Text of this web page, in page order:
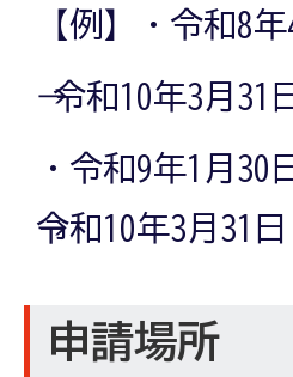
【例】・令和8
→ 令和10年3月
・令和9年1月
→令和10年3月31
申請場所